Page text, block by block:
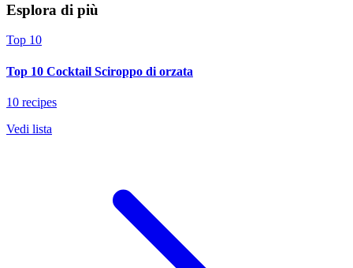
Esplora di più
Top 10
Top 10 Cocktail Sciroppo di orzata
10 recipes
Vedi lista